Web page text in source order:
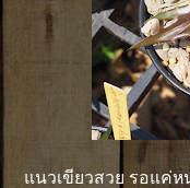
แนวเขียวสวย รอแค่ห